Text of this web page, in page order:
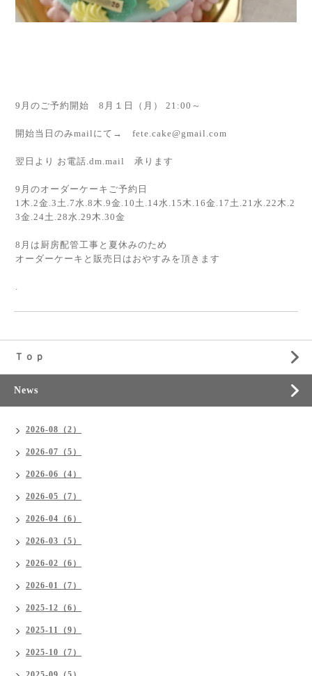
9月のご予約開始 8月１日（月） 21:00～
開始当日のみmailにて→ fete.cake@gmail.com
翌日より お電話.dm.mail 承ります
9月のオーダーケーキご予約日
1木.2金.3土.7水.8木.9金.10土.14水.15木.16金.17土.21水.22木.2
3金.24土.28水.29木.30金
8月は厨房配管工事と夏休みのため
オーダーケーキと販売日はおやすみを頂きます
Ｔｏｐ
News
2026-08（2）
2026-07（5）
2026-06（4）
2026-05（7）
2026-04（6）
2026-03（5）
2026-02（6）
2026-01（7）
2025-12（6）
2025-11（9）
2025-10（7）